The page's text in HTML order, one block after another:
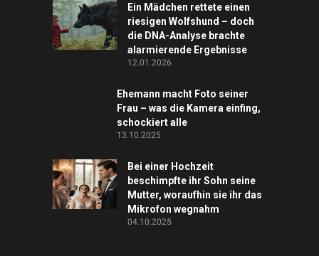
Ein Mädchen rettete einen
riesigen Wolfshund – doch
die DNA-Analyse brachte
alarmierende Ergebnisse
12.01.2026
Ehemann macht Foto seiner
Frau – was die Kamera einfing,
schockiert alle
13.10.2025
Bei einer Hochzeit
beschimpfte ihr Sohn seine
Mutter, woraufhin sie ihr das
Mikrofon wegnahm
04.10.2025